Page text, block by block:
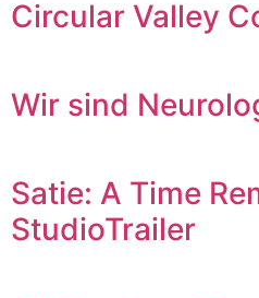
Circular Valley
Wir sind
Satie: A Time
StudioTrailer